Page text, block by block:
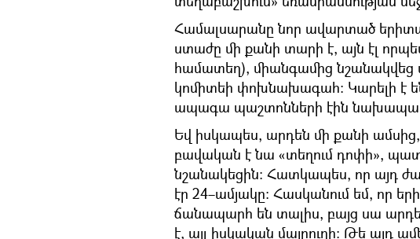
Համալսարանը նոր ավարտած
ստաժը մի քանի տարի է, այն էլ
համատեղ), միանգամից
կոմիտեի փոխնախագահ։ Կարելի է
ապագա պաշտոնների էին
Եվ իսկապես, արդեն մի քանի
բավական է նա «տեղում դոփի»,
նշանակեցին։ Հատկապես, որ այդ
էր 24–ամյակը։ Հասկանում եմ, որ
ճանապարհ են տալիս, բայց սա
է, այլ իսկական մայրուղի։ Թե այդ